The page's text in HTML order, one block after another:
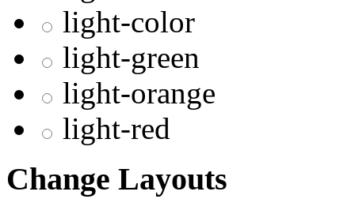
light-color
light-green
light-orange
light-red
Change Layouts